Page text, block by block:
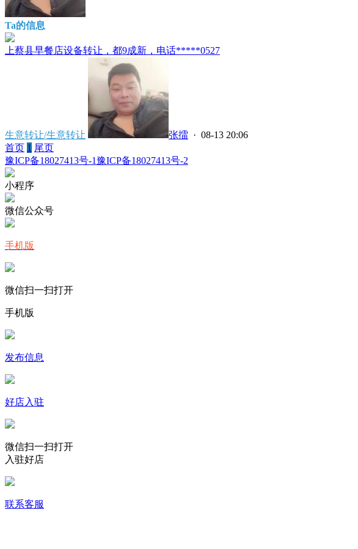
Ta的信息
上蔡县早餐店设备转让，都9成新，电话*****0527
生意转让/生意转让 张擂 · 08-13 20:06
首页 1 尾页
豫ICP备18027413号-1豫ICP备18027413号-2
小程序
微信公众号
手机版
微信扫一扫打开
手机版
发布信息
好店入驻
微信扫一扫打开
入驻好店
联系客服